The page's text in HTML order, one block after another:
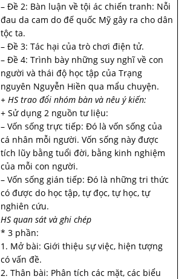
– Đề 2: Bàn luận về tội ác chiến tranh: Nỗi
đau da cam do đế quốc Mỹ gây ra cho dân
tộc ta.
– Đề 3: Tác hại của trò chơi điện tử.
– Đề 4: Trình bày những suy nghĩ về con
người và thái độ học tập của Trạng
nguyên Nguyễn Hiền qua mẩu chuyện.
+ HS trao đổi nhóm bàn và nêu ý kiến:
+ Sử dụng 2 nguồn tư liệu:
– Vốn sống trực tiếp: Đó là vốn sống của
cá nhân mỗi người. Vốn sống này được
tích lũy bằng tuổi đời, bằng kinh nghiệm
của mỗi con người.
– Vốn sống gián tiếp: Đó là những tri thức
có được do học tập, tự đọc, tự học, tự
nghiên cứu.
HS quan sát và ghi chép
* 3 phần:
1. Mở bài: Giới thiệu sự việc, hiện tượng
có vấn đề.
2. Thân bài: Phân tích các mặt, các biểu